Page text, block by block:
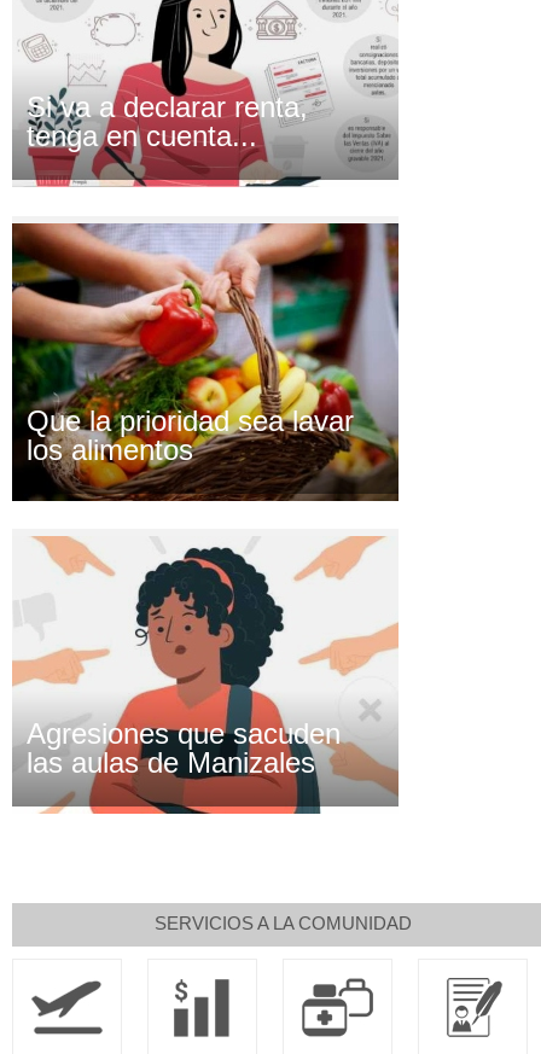
Si va a declarar renta,
tenga en cuenta...
Que la prioridad sea lavar
los alimentos
Agresiones que sacuden
las aulas de Manizales
SERVICIOS A LA COMUNIDAD